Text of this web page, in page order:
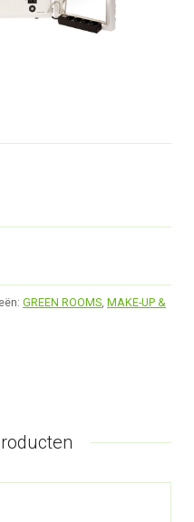
GREEN ROOMS, MAKE-UP &